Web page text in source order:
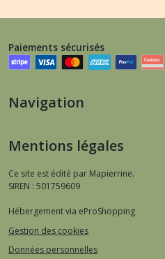
Paiements sécurisés
Navigation
Mentions légales
Ce site est édité par Mapierrine.
SIREN : 501759609
Hébergement via eProShopping
Gestion des cookies
Données personnelles